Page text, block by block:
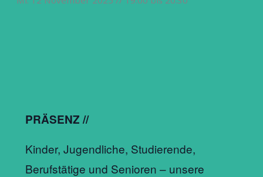
PRÄSENZ //
Kinder, Jugendliche, Studierende,
Berufstätige und Senioren – unsere